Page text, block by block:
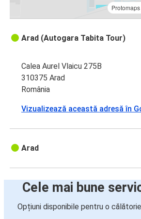
Protomaps
Arad (Autogara Tabita Tour)
Calea Aurel Vlaicu 275B
310375 Arad
România
Vizualizează această adresă în
Arad
Cele mai bune
Opțiuni disponibile pentru o